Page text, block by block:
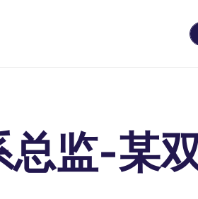
总监-某